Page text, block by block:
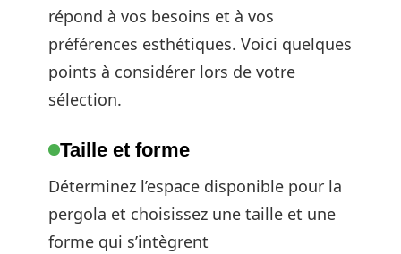
répond à vos besoins et à vos
préférences esthétiques. Voici quelques
points à considérer lors de votre
sélection.
Taille et forme
Déterminez l’espace disponible pour la
pergola et choisissez une taille et une
forme qui s’intègrent